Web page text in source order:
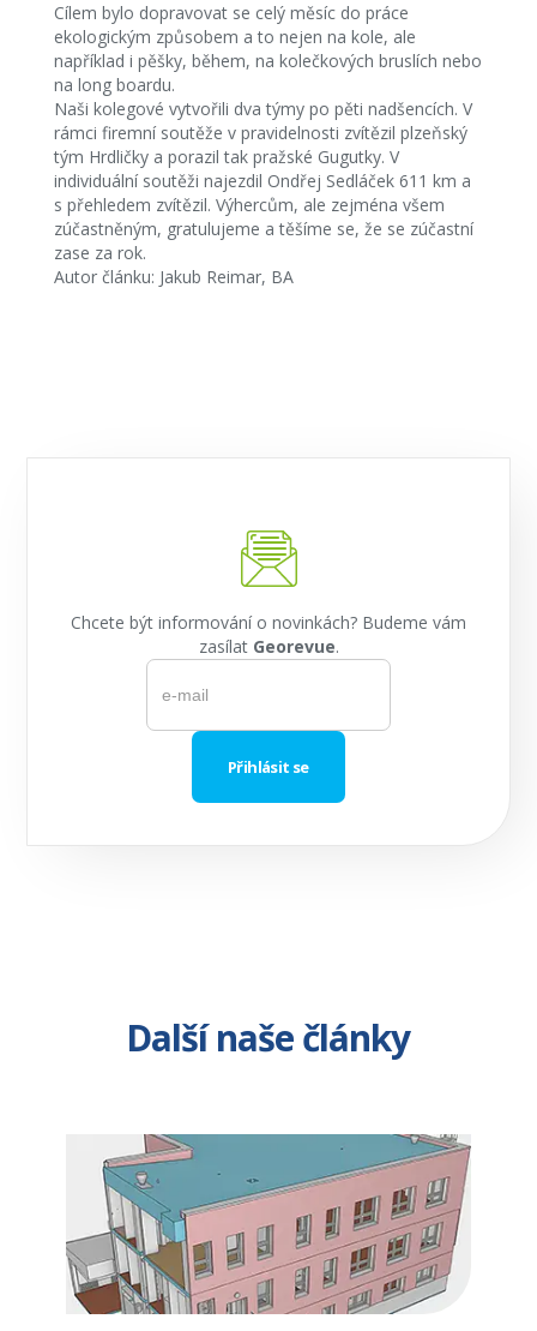
Cílem bylo dopravovat se celý měsíc do práce
ekologickým způsobem a to nejen na kole, ale
například i pěšky, během, na kolečkových bruslích nebo
na long boardu.
Naši kolegové vytvořili dva týmy po pěti nadšencích. V
rámci firemní soutěže v pravidelnosti zvítězil plzeňský
tým Hrdličky a porazil tak pražské Gugutky. V
individuální soutěži najezdil Ondřej Sedláček 611 km a
s přehledem zvítězil. Výhercům, ale zejména všem
zúčastněným, gratulujeme a těšíme se, že se zúčastní
zase za rok.
Autor článku: Jakub Reimar, BA
Chcete být informování o novinkách? Budeme vám
zasílat Georevue.
Další naše články